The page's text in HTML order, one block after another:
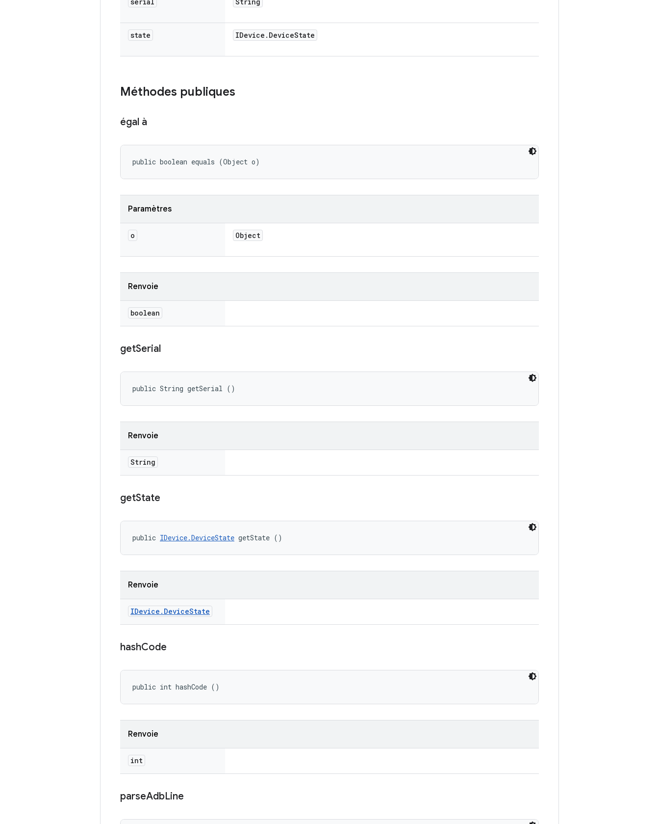
state IDevice . DeviceState
Méthodes publiques
égal à
public boolean equals (Object o)
Paramètres
o Object
Renvoie
boolean
getSerial
public String getSerial ()
Renvoie
String
getState
public IDevice.DeviceState getState ()
Renvoie
IDevice . DeviceState
hashCode
public int hashCode ()
Renvoie
int
parseAdbLine